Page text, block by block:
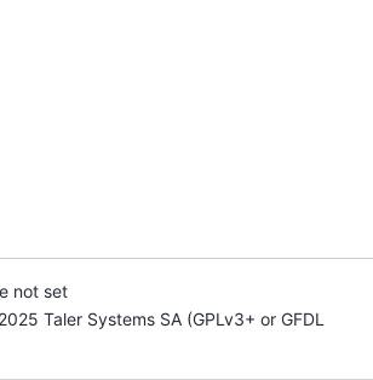
not set
Taler Systems SA (GPLv3+ or GFDL